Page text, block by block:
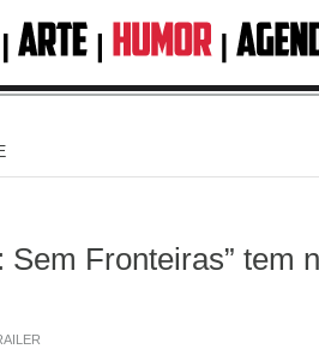
Sem Fronteiras” tem